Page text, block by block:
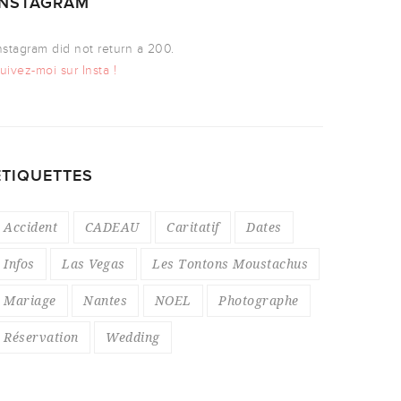
did not return a 200.
moi sur Insta !
Accident CADEAU Caritatif Dates
Infos Las Vegas Les Tontons Moustachus
Mariage Nantes NOEL Photographe
Réservation Wedding